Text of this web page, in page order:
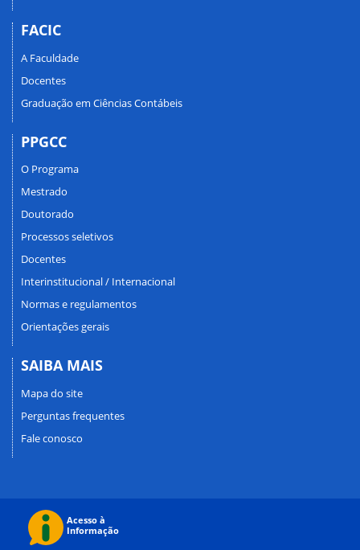
FACIC
A Faculdade
Docentes
Graduação em Ciências Contábeis
PPGCC
O Programa
Mestrado
Doutorado
Processos seletivos
Docentes
Interinstitucional / Internacional
Normas e regulamentos
Orientações gerais
SAIBA MAIS
Mapa do site
Perguntas frequentes
Fale conosco